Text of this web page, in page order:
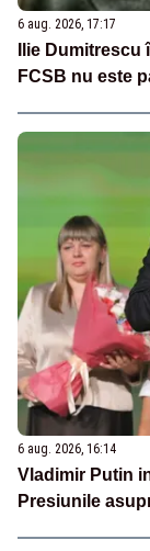
6 aug. 2026, 17:17
Ilie
FCSB nu este
6 aug. 2026, 16:14
Vladimir Putin
Presiunile